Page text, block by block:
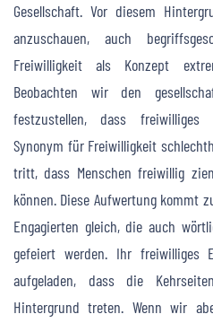
Gesellschaft. Vor diesem
anzuschauen, auch
Freiwilligkeit als Konzept
Beobachten wir den
festzustellen, dass freiwilliges
Synonym für Freiwilligkeit
tritt, dass Menschen freiwillig
können. Diese Aufwertung kommt
Engagierten gleich, die auch
gefeiert werden. Ihr freiwilliges
aufgeladen, dass die
Hintergrund treten. Wenn wir